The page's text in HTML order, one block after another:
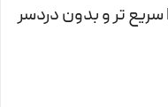
سریع تر و بدون دردسر